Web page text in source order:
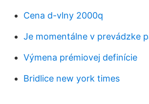
Cena d-vlny 2000q
Je momentálne v prevádzke
Výmena prémiovej definície
Bridlice new york times